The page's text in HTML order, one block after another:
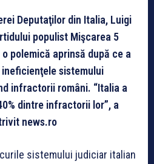
Deputaţilor din Italia, Luigi
populist Mişcarea 5
polemică aprinsă după ce a
sistemului
infractorii români. “Italia a
dintre infractorii lor”, a
news.ro
sistemului judiciar italian